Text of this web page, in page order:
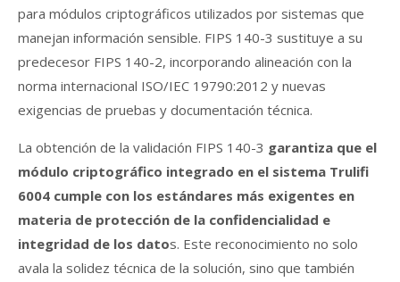
para módulos criptográficos utilizados por sistemas que
manejan información sensible. FIPS 140-3 sustituye a su
predecesor FIPS 140-2, incorporando alineación con la
norma internacional ISO/IEC 19790:2012 y nuevas
exigencias de pruebas y documentación técnica.
La obtención de la validación FIPS 140-3 garantiza que el
módulo criptográfico integrado en el sistema Trulifi
6004 cumple con los estándares más exigentes en
materia de protección de la confidencialidad e
integridad de los datos. Este reconocimiento no solo
avala la solidez técnica de la solución, sino que también